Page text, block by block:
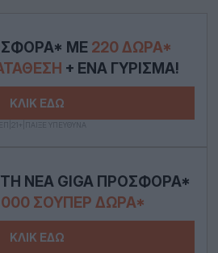
ΜΕ 220 ΔΏΡΑ*
+ ΈΝΑ ΓΎΡΙΣΜΑ!
ΥΠΕΥΘΥΝΑ
ΚΛΙΚ ΕΔΩ
ΝΈΑ GIGA ΠΡΟΣΦΟΡΆ*
ΣΟΎΠΕΡ ΔΩΡΑ*
ΚΛΙΚ ΕΔΩ